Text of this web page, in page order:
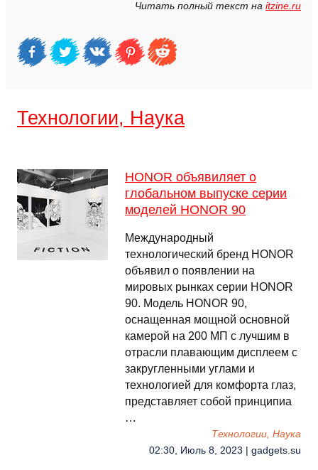
Читать полный текст на itzine.ru
Технологии, Наука
HONOR объявиляет о
глобальном выпуске серии
моделей HONOR 90
Международный
технологический бренд HONOR
объявил о появлении на
мировых рынках серии HONOR
90. Модель HONOR 90,
оснащенная мощной основной
камерой на 200 МП с лучшим в
отрасли плавающим дисплеем с
закругленными углами и
технологией для комфорта глаз,
представляет собой принципиа
…
Технологии, Наука
02:30, Июль 8, 2023 | gadgets.su